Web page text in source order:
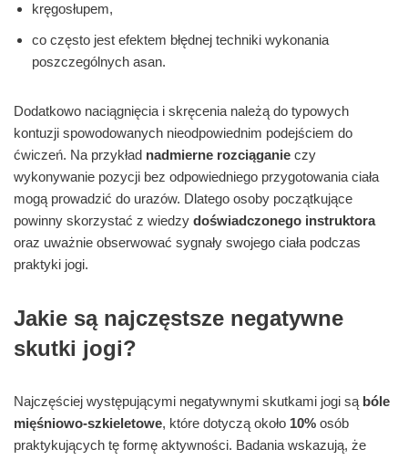
kręgosłupem,
co często jest efektem błędnej techniki wykonania
poszczególnych asan.
Dodatkowo naciągnięcia i skręcenia należą do typowych
kontuzji spowodowanych nieodpowiednim podejściem do
ćwiczeń. Na przykład nadmierne rozciąganie czy
wykonywanie pozycji bez odpowiedniego przygotowania ciała
mogą prowadzić do urazów. Dlatego osoby początkujące
powinny skorzystać z wiedzy doświadczonego instruktora
oraz uważnie obserwować sygnały swojego ciała podczas
praktyki jogi.
Jakie są najczęstsze negatywne
skutki jogi?
Najczęściej występującymi negatywnymi skutkami jogi są bóle
mięśniowo-szkieletowe, które dotyczą około 10% osób
praktykujących tę formę aktywności. Badania wskazują, że